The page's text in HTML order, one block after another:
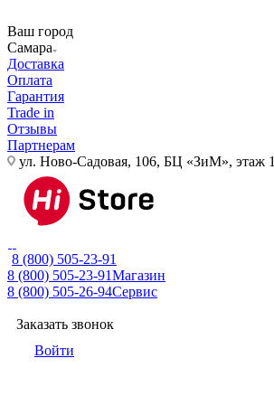
Ваш город
Самара
Доставка
Оплата
Гарантия
Trade in
Отзывы
Партнерам
ул. Ново-Садовая, 106, БЦ «ЗиМ», этаж 1
8 (800) 505-23-91
8 (800) 505-23-91Магазин
8 (800) 505-26-94Сервис
Заказать звонок
Войти